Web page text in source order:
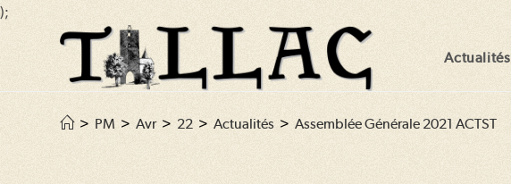
);
Actualités
> PM > Avr > 22 > Actualités > Assemblée Générale 2021 ACTST